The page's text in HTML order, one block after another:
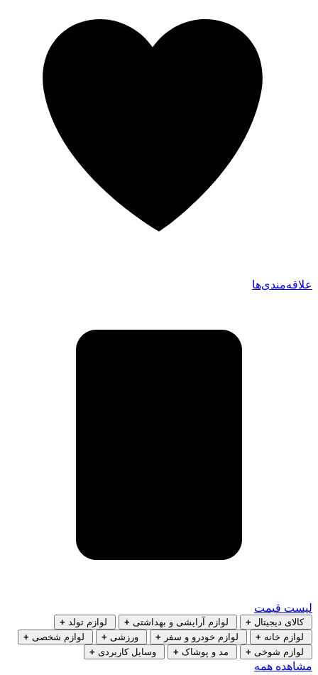
علاقه‌مندی‌ها
لیست قیمت
کالای دیجیتال + لوازم آرایشی و بهداشتی + لوازم تولد +
لوازم خانه + لوازم خودرو و سفر + ورزشی + لوازم شخصی +
لوازم شوخی + مد و پوشاک + وسایل کاربردی +
مشاهده همه